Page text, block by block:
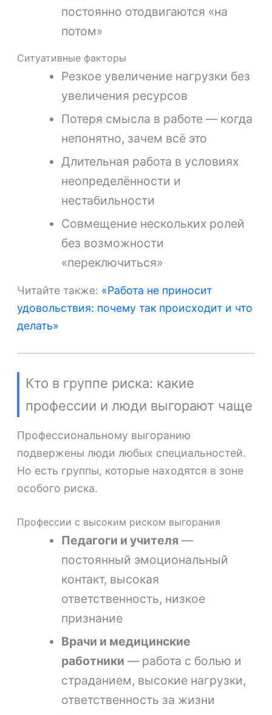
постоянно отодвигаются «на
потом»
Ситуативные факторы
Резкое увеличение нагрузки без
увеличения ресурсов
Потеря смысла в работе — когда
непонятно, зачем всё это
Длительная работа в условиях
неопределённости и
нестабильности
Совмещение нескольких ролей
без возможности
«переключиться»
Читайте также: «Работа не приносит
удовольствия: почему так происходит и что
делать»
Кто в группе риска: какие
профессии и люди выгорают чаще
Профессиональному выгоранию
подвержены люди любых специальностей.
Но есть группы, которые находятся в зоне
особого риска.
Профессии с высоким риском выгорания
Педагоги и учителя —
постоянный эмоциональный
контакт, высокая
ответственность, низкое
признание
Врачи и медицинские
работники — работа с болью и
страданием, высокие нагрузки,
ответственность за жизни